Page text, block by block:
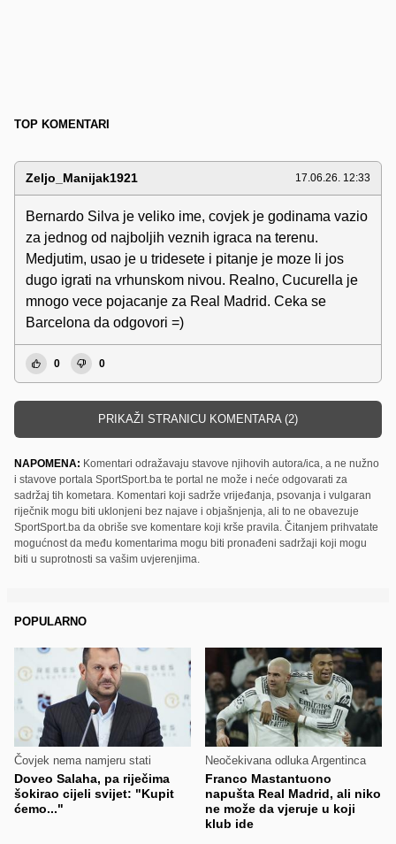
TOP KOMENTARI
Zeljo_Manijak1921 17.06.26. 12:33
Bernardo Silva je veliko ime, covjek je godinama vazio
za jednog od najboljih veznih igraca na terenu.
Medjutim, usao je u tridesete i pitanje je moze li jos
dugo igrati na vrhunskom nivou. Realno, Cucurella je
mnogo vece pojacanje za Real Madrid. Ceka se
Barcelona da odgovori =)
0 0
PRIKAŽI STRANICU KOMENTARA (2)
NAPOMENA: Komentari odražavaju stavove njihovih autora/ica, a ne nužno
i stavove portala SportSport.ba te portal ne može i neće odgovarati za
sadržaj tih kometara. Komentari koji sadrže vrijeđanja, psovanja i vulgaran
riječnik mogu biti uklonjeni bez najave i objašnjenja, ali to ne obavezuje
SportSport.ba da obriše sve komentare koji krše pravila. Čitanjem prihvatate
mogućnost da među komentarima mogu biti pronađeni sadržaji koji mogu
biti u suprotnosti sa vašim uvjerenjima.
POPULARNO
Čovjek nema namjeru stati
Doveo Salaha, pa riječima
šokirao cijeli svijet: "Kupit
ćemo..."
Neočekivana odluka Argentinca
Franco Mastantuono
napušta Real Madrid, ali niko
ne može da vjeruje u koji
klub ide